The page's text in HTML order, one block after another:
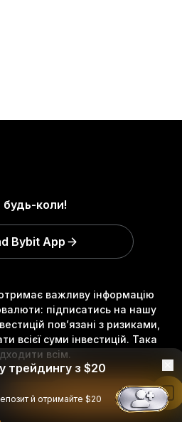
важливу інформацію
підписатись на нашу
пов’язані з ризиками,
всієї суми інвестицій. Така
всім.
Підписатися
коли!
Bybit App
трейдингу з $20
й отримайте $20
Читати в застосунку Bybit